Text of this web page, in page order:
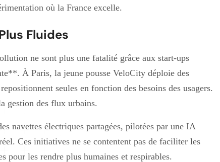
où la France excelle.
Fluides
ne sont plus une fatalité grâce aux start-ups
À Paris, la jeune pousse VeloCity déploie des
seules en fonction des besoins des usagers.
gestion des flux urbains.
navettes électriques partagées, pilotées par une IA
Ces initiatives ne se contentent pas de faciliter les
pour les rendre plus humaines et respirables.